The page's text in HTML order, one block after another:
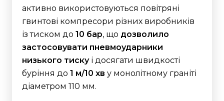
активно використовуються повітряні
гвинтові компресори різних виробників
із тиском до 10 бар, що дозволило
застосовувати пневмоударники
низького тискуі досягати швидкості
буріння до 1 м/10 хв у монолітному граніті
діаметром 110 мм.